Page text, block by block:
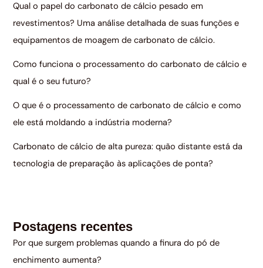
Qual o papel do carbonato de cálcio pesado em
revestimentos? Uma análise detalhada de suas funções e
equipamentos de moagem de carbonato de cálcio.
Como funciona o processamento do carbonato de cálcio e
qual é o seu futuro?
O que é o processamento de carbonato de cálcio e como
ele está moldando a indústria moderna?
Carbonato de cálcio de alta pureza: quão distante está da
tecnologia de preparação às aplicações de ponta?
Postagens recentes
Por que surgem problemas quando a finura do pó de
enchimento aumenta?